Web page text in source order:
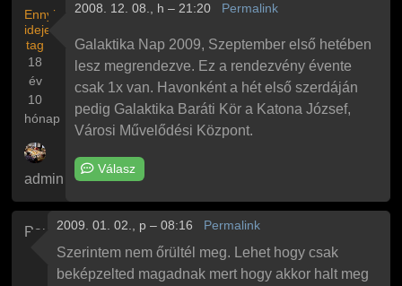
Ennyi
ideje
tag
18
év
10
hónap
admin
2008. 12. 08., h – 21:20 Permalink
Galaktika Nap 2009, Szeptember első hetében
lesz megrendezve. Ez a rendezvény évente
csak 1x van. Havonként a hét első szerdáján
pedig Galaktika Baráti Kör a Katona József,
Városi Művelődési Központ.
Válasz
Paul 2009. 01. 02., p – 08:16 Permalink
Szerintem nem őrültél meg. Lehet hogy csak
beképzelted magadnak mert hogy akkor halt meg